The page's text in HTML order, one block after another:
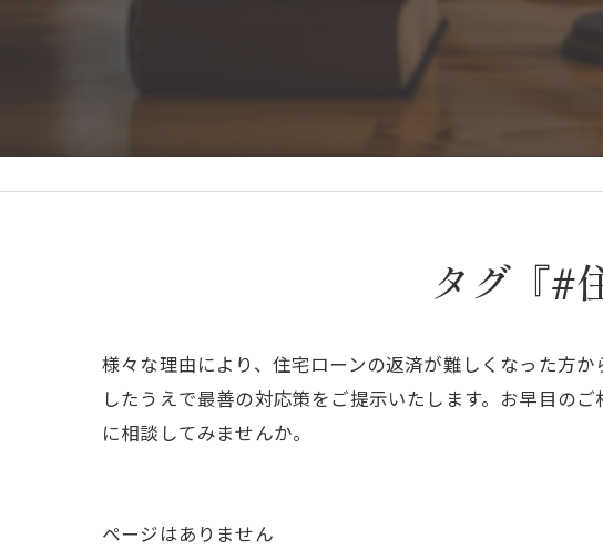
タグ『#
様々な理由により、住宅ローンの返済が難しくなった方
したうえで最善の対応策をご提示いたします。お早目の
に相談してみませんか。
ページはありません